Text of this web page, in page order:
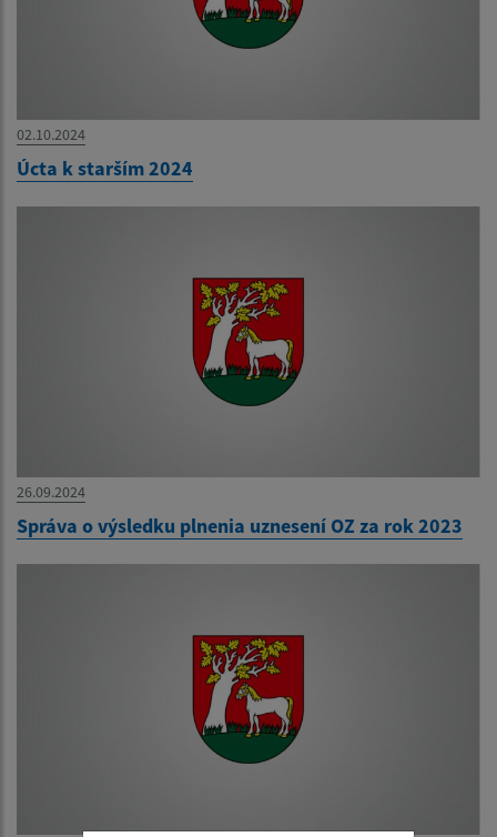
02.10.2024
Úcta k starším 2024
26.09.2024
Správa o výsledku plnenia uznesení OZ za rok 2023